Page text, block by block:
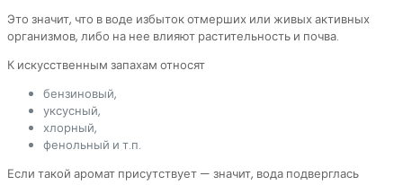
Это значит, что в воде избыток отмерших или живых активных
организмов, либо на нее влияют растительность и почва.
К искусственным запахам относят
бензиновый,
уксусный,
хлорный,
фенольный и т.п.
Если такой аромат присутствует — значит, вода подверглась